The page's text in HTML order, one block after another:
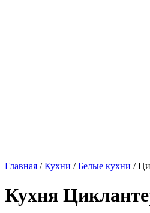
Главная /Кухни /Белые кухни /
Кухня